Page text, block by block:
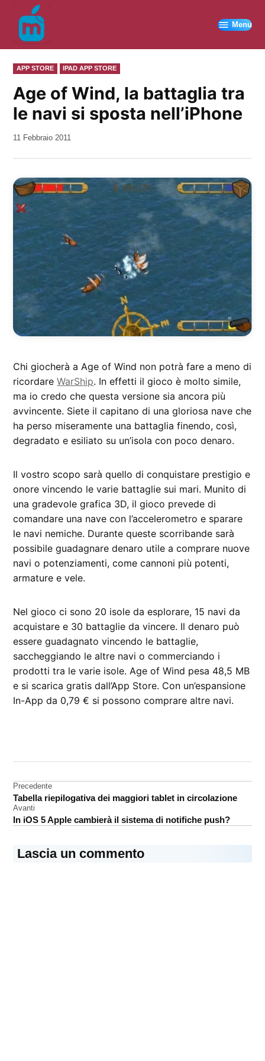
contenuto
Menu
PUBBLICATO
IN
APP STORE IPAD APP STORE
Age of Wind, la battaglia tra
le navi si sposta nell’iPhone
da
11 Febbraio 2011
Chi giocherà a Age of Wind non potrà fare a meno di
ricordareWarShip. In effetti il gioco è molto simile,
ma io credo che questa versione sia ancora più
avvincente. Siete il capitano di una gloriosa nave che
ha perso miseramente una battaglia finendo, così,
degradato e esiliato su un’isola con poco denaro.
Il vostro scopo sarà quello di conquistare prestigio e
onore vincendo le varie battaglie sui mari. Munito di
una gradevole grafica 3D, il gioco prevede di
comandare una nave con l’accelerometro e sparare
le navi nemiche. Durante queste scorribande sarà
possibile guadagnare denaro utile a comprare nuove
navi o potenziamenti, come cannoni più potenti,
armature e vele.
Nel gioco ci sono 20 isole da esplorare, 15 navi da
acquistare e 30 battaglie da vincere. Il denaro può
essere guadagnato vincendo le battaglie,
saccheggiando le altre navi o commerciando i
prodotti tra le varie isole. Age of Wind pesa 48,5 MB
e si scarica gratis dall’App Store. Con un’espansione
In-App da 0,79 € si possono comprare altre navi.
App
Store
iPad
Navigazione
articoli
Precedente
Tabella riepilogativa dei maggiori tablet in circolazione
Avanti
In iOS 5 Apple cambierà il sistema di notifiche push?
Lascia un commento